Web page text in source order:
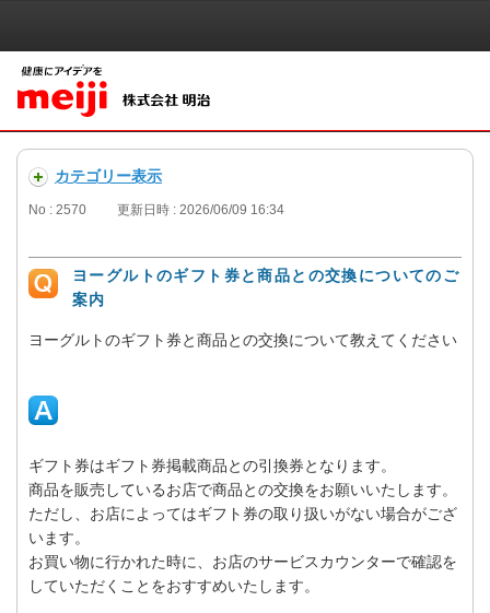
カテゴリー表示
No : 2570 更新日時 : 2026/06/09 16:34
ヨーグルトのギフト券と商品との交換についてのご
案内
ヨーグルトのギフト券と商品との交換について教えてください
ギフト券はギフト券掲載商品との引換券となります。
商品を販売しているお店で商品との交換をお願いいたします。
ただし、お店によってはギフト券の取り扱いがない場合がござ
います。
お買い物に行かれた時に、お店のサービスカウンターで確認を
していただくことをおすすめいたします。